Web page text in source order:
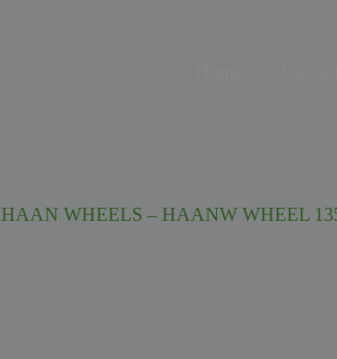
HAAN WHEELS – HAANW WHEEL